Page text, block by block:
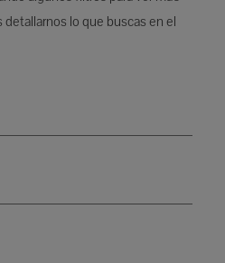
lo que buscas en el